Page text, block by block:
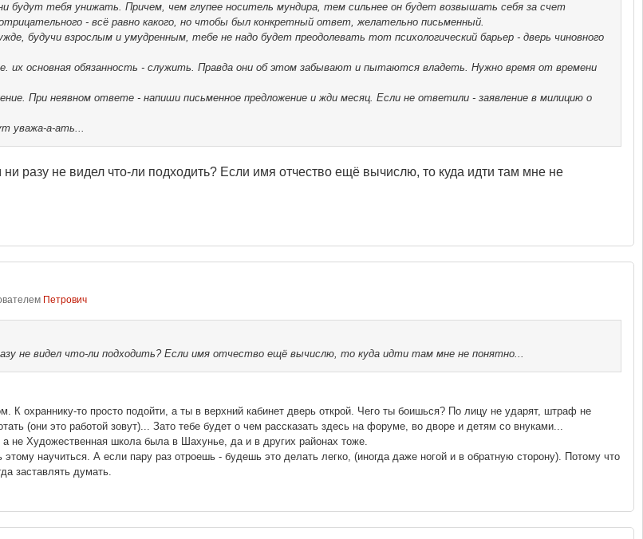
будут тебя унижать. Причем, чем глупее носитель мундира, тем сильнее он будет возвышать себя за счет
- всё равно какого, но чтобы был конкретный ответ, желательно письменный.
будучи взрослым и умудренным, тебе не надо будет преодолевать тот психологический барьер - дверь чиновного
основная обязанность - служить. Правда они об этом забывают и пытаются владеть. Нужно время от времени
При неявном ответе - напиши письменное предложение и жди месяц. Если не ответили - заявление в милицию о
уважа-а-ать...
не видел что-ли подходить? Если имя отчество ещё вычислю, то куда идти там мне не
Петрович
не видел что-ли подходить? Если имя отчество ещё вычислю, то куда идти там мне не понятно...
К охраннику-то просто подойти, а ты в верхний кабинет дверь открой. Чего ты боишься? По лицу не ударят, штраф не
(они это работой зовут)... Зато тебе будет о чем рассказать здесь на форуме, во дворе и детям со внуками...
Художественная школа была в Шахунье, да и в других районах тоже.
научиться. А если пару раз отроешь - будешь это делать легко, (иногда даже ногой и в обратную сторону). Потому что
заставлять думать.